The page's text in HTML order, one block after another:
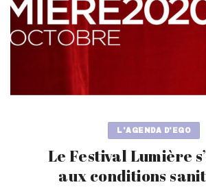
L'AGENDA D'EGO
Le Festival Lumière
aux conditions